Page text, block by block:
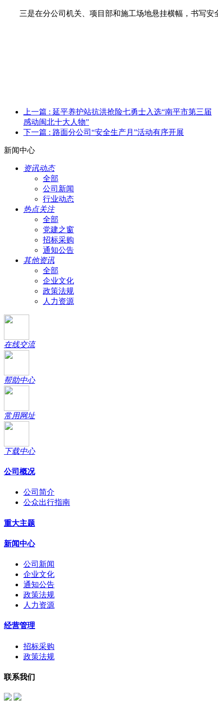
三是在分公司机关、项目部和施工场地悬挂横幅，书写安
上一篇 : 延平养护站抗洪抢险七勇士入选“南平市第三届
感动闽北十大人物”
下一篇 : 路面分公司“安全生产月”活动有序开展
新闻中心
资讯动态
全部
公司新闻
行业动态
热点关注
全部
党建之窗
招标采购
通知公告
其他资讯
全部
企业文化
政策法规
人力资源
在线交流
帮助中心
常用网址
下载中心
公司概况
公司简介
公众出行指南
重大主题
新闻中心
公司新闻
企业文化
通知公告
政策法规
人力资源
经营管理
招标采购
政策法规
联系我们